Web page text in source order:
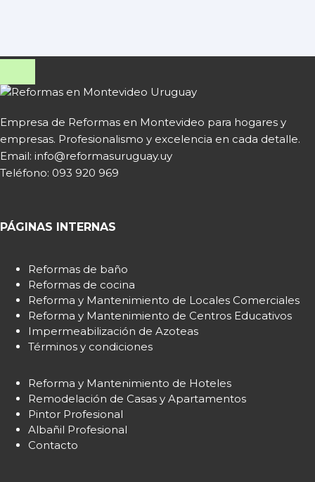
Empresa de Reformas en Montevideo para hogares y
empresas. Profesionalismo y excelencia en cada detalle.
Email: info@reformasuruguay.uy
Teléfono: 093 920 969
PÁGINAS INTERNAS
Reformas de baño
Reformas de cocina
Reforma y Mantenimiento de Locales Comerciales
Reforma y Mantenimiento de Centros Educativos
Impermeabilización de Azoteas
Términos y condiciones
Reforma y Mantenimiento de Hoteles
Remodelación de Casas y Apartamentos
Pintor Profesional
Albañil Profesional
Contacto